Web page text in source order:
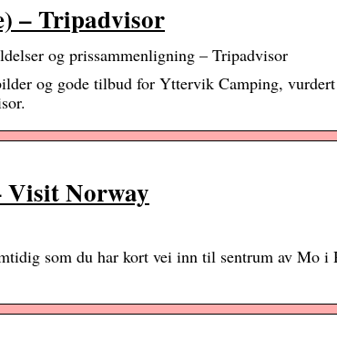
– Tripadvisor
og prissammenligning – Tripadvisor
og gode tilbud for Yttervik Camping,
Visit Norway
som du har kort vei inn til sentrum av Mo i